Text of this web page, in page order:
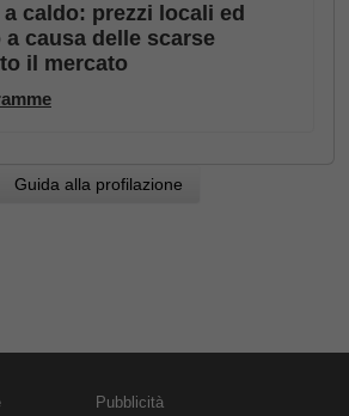
caldo: prezzi locali ed
causa delle scarse
il mercato
Guida alla profilazione
Pubblicità